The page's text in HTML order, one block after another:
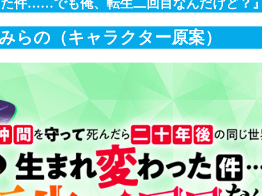
た件……でも俺、転生二回目なんだけど？
らの（キャラクター原案）